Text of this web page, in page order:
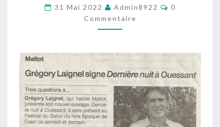
31 Mai 2022 Admin8922
0
Commentaire